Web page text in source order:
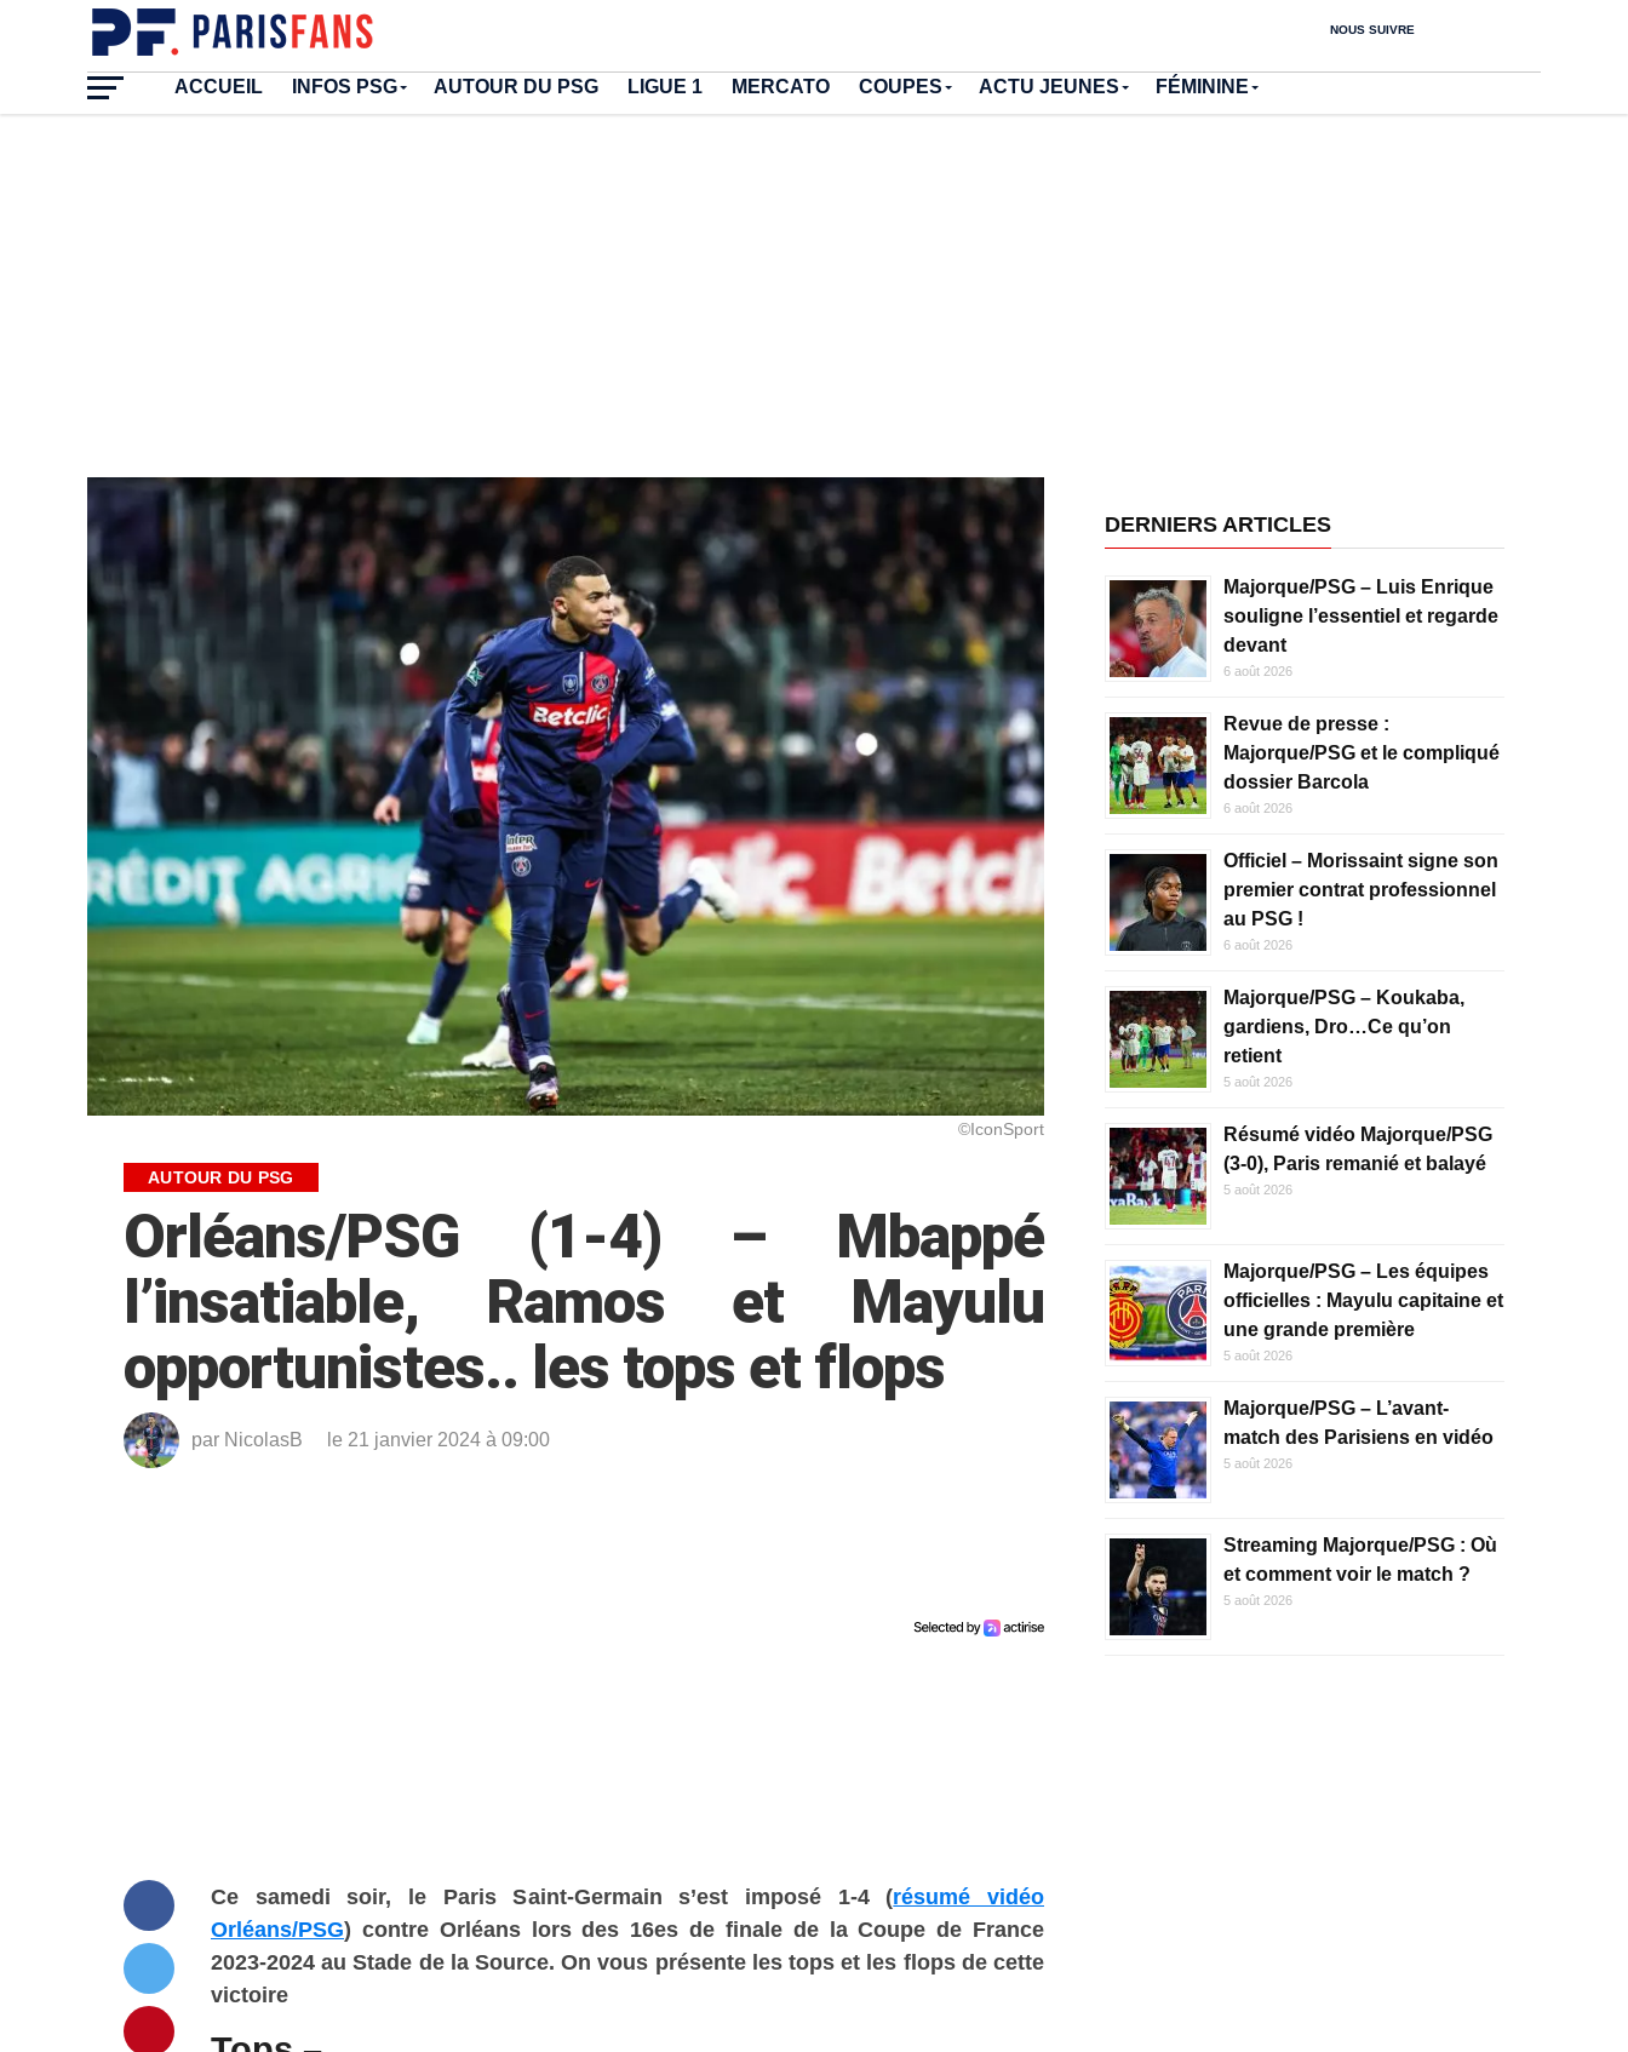
NOUS SUIVRE
ACCUEIL INFOS PSG AUTOUR DU PSG LIGUE 1 MERCATO COUPES ACTU JEUNES FÉMININE
©IconSport
AUTOUR DU PSG
Orléans/PSG (1-4) – Mbappé
l’insatiable, Ramos et Mayulu
opportunistes.. les tops et flops
par NicolasB le 21 janvier 2024 à 09:00
Ce samedi soir, le Paris Saint-Germain s’est imposé 1-4 (résumé vidéo
Orléans/PSG) contre Orléans lorsdes 16es de finale de la Coupe de France
2023-2024 auStade de la Source. On vous présente les tops et les flops de cette
victoire
DERNIERS ARTICLES
Majorque/PSG – Luis Enrique
souligne l’essentiel et regarde
devant
6 août 2026
Revue de presse :
Majorque/PSG et le compliqué
dossier Barcola
6 août 2026
Officiel – Morissaint signe son
premier contrat professionnel
au PSG !
6 août 2026
Majorque/PSG – Koukaba,
gardiens, Dro…Ce qu’on
retient
5 août 2026
Résumé vidéo Majorque/PSG
(3-0), Paris remanié et balayé
5 août 2026
Majorque/PSG – Les équipes
officielles : Mayulu capitaine et
une grande première
5 août 2026
Majorque/PSG – L’avant-
match des Parisiens en vidéo
5 août 2026
Streaming Majorque/PSG : Où
et comment voir le match ?
5 août 2026